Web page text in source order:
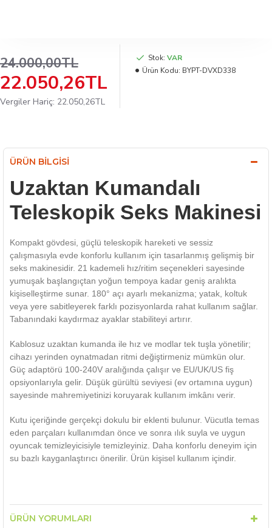
22.050,26TL
24.000,00TL
Vergiler Hariç: 22.050,26TL
Stok: VAR
Ürün Kodu: BYPT-DVXD338
ÜRÜN BILGISI
Uzaktan Kumandalı
Teleskopik Seks Makinesi
Kompakt gövdesi, güçlü teleskopik hareketi ve sessiz
çalışmasıyla evde konforlu kullanım için tasarlanmış gelişmiş bir
seks makinesidir. 21 kademeli hız/ritim seçenekleri sayesinde
yumuşak başlangıçtan yoğun tempoya kadar geniş aralıkta
kişiselleştirme sunar. 180° açı ayarlı mekanizma; yatak, koltuk
veya yere sabitleyerek farklı pozisyonlarda rahat kullanım sağlar.
Tabanındaki kaydırmaz ayaklar stabiliteyi artırır.
Kablosuz uzaktan kumanda ile hız ve modlar tek tuşla yönetilir;
cihazı yerinden oynatmadan ritmi değiştirmeniz mümkün olur.
Güç adaptörü 100-240V aralığında çalışır ve EU/UK/US fiş
opsiyonlarıyla gelir. Düşük gürültü seviyesi (ev ortamına uygun)
sayesinde mahremiyetinizi koruyarak kullanım imkânı verir.
Kutu içeriğinde gerçekçi dokulu bir eklenti bulunur. Vücutla temas
eden parçaları kullanımdan önce ve sonra ılık suyla ve uygun
oyuncak temizleyicisiyle temizleyiniz. Daha konforlu deneyim için
su bazlı kayganlaştırıcı önerilir. Ürün kişisel kullanım içindir.
ÜRÜN YORUMLARI